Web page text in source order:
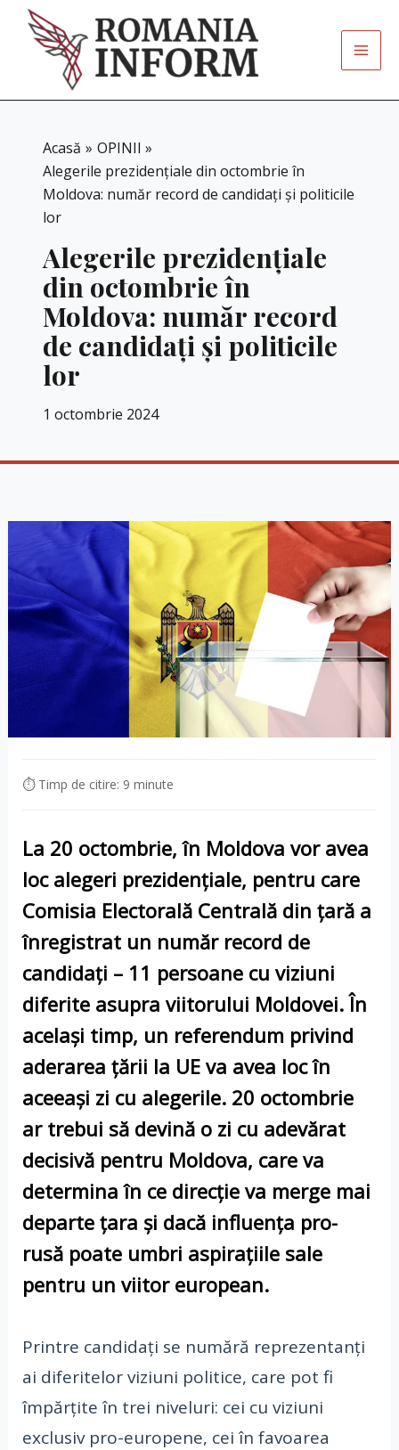
content
Acasă
OPINII
Alegerile prezidențiale din octombrie în
Moldova: număr record de candidați și politicile
lor
Alegerile prezidențiale
din octombrie în
Moldova: număr record
de candidați și politicile
lor
1 octombrie 2024
⏱ Timp de citire: 9 minute
La 20 octombrie, în Moldova vor avea
loc alegeri prezidențiale, pentru care
Comisia Electorală Centrală din țară a
înregistrat un număr record de
candidați – 11 persoane cu viziuni
diferite asupra viitorului Moldovei. În
același timp, un referendum privind
aderarea țării la UE va avea loc în
aceeași zi cu alegerile. 20 octombrie
ar trebui să devină o zi cu adevărat
decisivă pentru Moldova, care va
determina în ce direcție va merge mai
departe țara și dacă influența pro-
rusă poate umbri aspirațiile sale
pentru un viitor european.
Printre candidați se numără reprezentanți
ai diferitelor viziuni politice, care pot fi
împărțite în trei niveluri: cei cu viziuni
exclusiv pro-europene, cei în favoarea